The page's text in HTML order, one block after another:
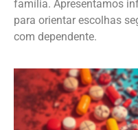
família. Apresentamos
para orientar escolhas
com dependente.